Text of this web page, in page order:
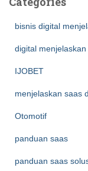
bisnis digital
digital
IJOBET
menjelaskan saas
Otomotif
panduan saas
panduan saas